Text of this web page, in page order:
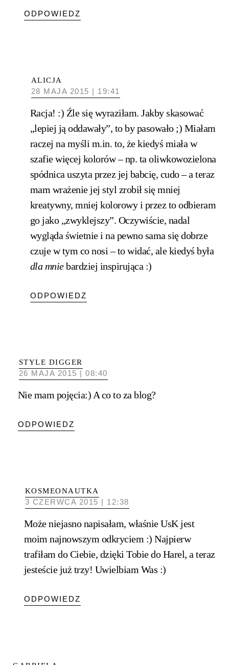
ODPOWIEDZ
ALICJA
28 MAJA 2015 | 19:41
Racja! :) Źle się wyraziłam. Jakby skasować
„lepiej ją oddawały”, to by pasowało ;) Miałam
raczej na myśli m.in. to, że kiedyś miała w
szafie więcej kolorów – np. ta oliwkowozielona
spódnica uszyta przez jej babcię, cudo – a teraz
mam wrażenie jej styl zrobił się mniej
kreatywny, mniej kolorowy i przez to odbieram
go jako „zwyklejszy”. Oczywiście, nadal
wygląda świetnie i na pewno sama się dobrze
czuje w tym co nosi – to widać, ale kiedyś była
dla mniebardziej inspirująca :)
ODPOWIEDZ
STYLE DIGGER
26 MAJA 2015 | 08:40
Nie mam pojęcia:) A co to za blog?
ODPOWIEDZ
KOSMEONAUTKA
3 CZERWCA 2015 | 12:38
Może niejasno napisałam, właśnie UsK jest
moim najnowszym odkryciem :) Najpierw
trafiłam do Ciebie, dzięki Tobie do Harel, a teraz
jesteście już trzy! Uwielbiam Was :)
ODPOWIEDZ